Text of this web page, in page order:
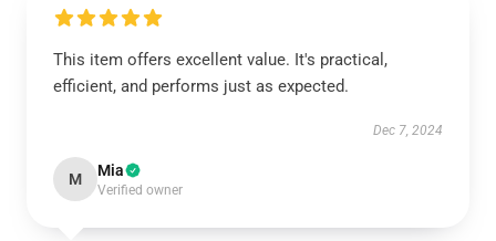
This item offers excellent value. It's practical,
efficient, and performs just as expected.
Dec 7, 2024
M Mia
Verified owner